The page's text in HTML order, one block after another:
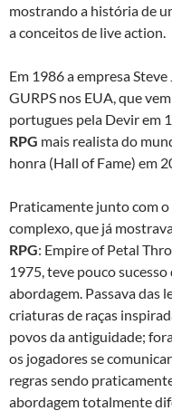
mostrando a história de
a conceitos de live action.
Em 1986 a empresa
GURPS nos EUA, que
portugues pela Devir em
RPG mais realista do
honra (Hall of Fame) em
Praticamente junto com
complexo, que já
RPG: Empire of Petal
1975, teve pouco
abordagem. Passava das
criaturas de raças
povos da antiguidade;
os jogadores se
regras sendo
abordagem totalmente